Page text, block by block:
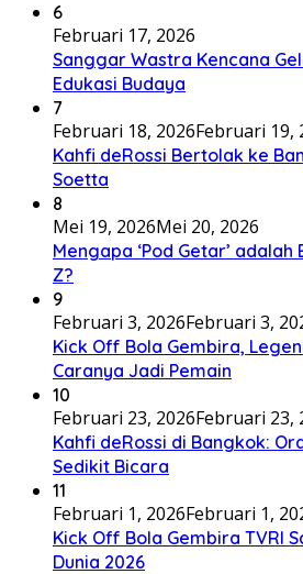
6
Februari 17, 2026
Sanggar Wastra Kencana
Edukasi Budaya
7
Februari 18, 2026Februari 19,
Kahfi deRossi Bertolak ke
Soetta
8
Mei 19, 2026Mei 20, 2026
Mengapa ‘Pod Getar’
Z?
9
Februari 3, 2026Februari 3,
Kick Off Bola Gembira,
Caranya Jadi Pemain
10
Februari 23, 2026Februari 23,
Kahfi deRossi di Bangkok:
Sedikit Bicara
11
Februari 1, 2026Februari 1,
Kick Off Bola Gembira TVRI
Dunia 2026